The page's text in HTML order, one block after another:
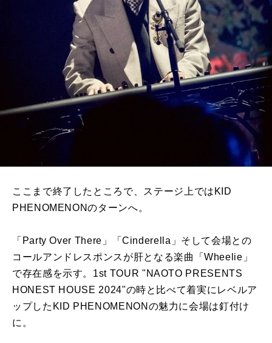
ここまで終了したところで、ステージ上ではKID
PHENOMENONのターンへ。
「Party Over There」「Cinderella」そして会場との
コールアンドレスポンスが肝となる楽曲「Wheelie」
で存在感を示す。1st TOUR "NAOTO PRESENTS
HONEST HOUSE 2024"の時と比べて着実にレベルア
ップしたKID PHENOMENONの魅力に会場は釘付け
に。